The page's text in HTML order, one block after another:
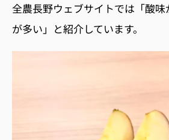
全農長野ウェブサイトでは「酸
が多い」と紹介しています。